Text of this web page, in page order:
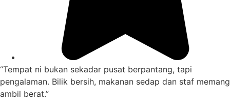
“Tempat ni bukan sekadar pusat berpantang, tapi
pengalaman. Bilik bersih, makanan sedap dan staf memang
ambil berat.”